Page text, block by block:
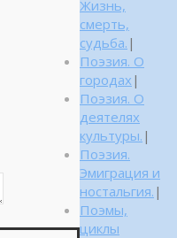
Жизнь,
смерть,
судьба. |
Поэзия. О
городах |
Поэзия. О
деятелях
культуры. |
Поэзия.
Эмиграция и
ностальгия. |
Поэмы,
циклы